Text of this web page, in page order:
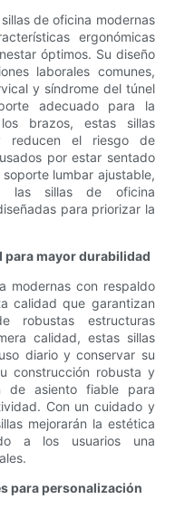
de oficina modernas
ergonómicas
óptimos. Su diseño
laborales comunes,
y síndrome del túnel
adecuado para la
brazos, estas sillas
reducen el riesgo de
​​por estar sentado
lumbar ajustable,
las sillas de oficina
para priorizar la
para mayor durabilidad
modernas con respaldo
calidad que garantizan
robustas estructuras
calidad, estas sillas
diario y conservar su
construcción robusta y
de asiento fiable para
Con un cuidado y
mejorarán la estética
a los usuarios una
para personalización